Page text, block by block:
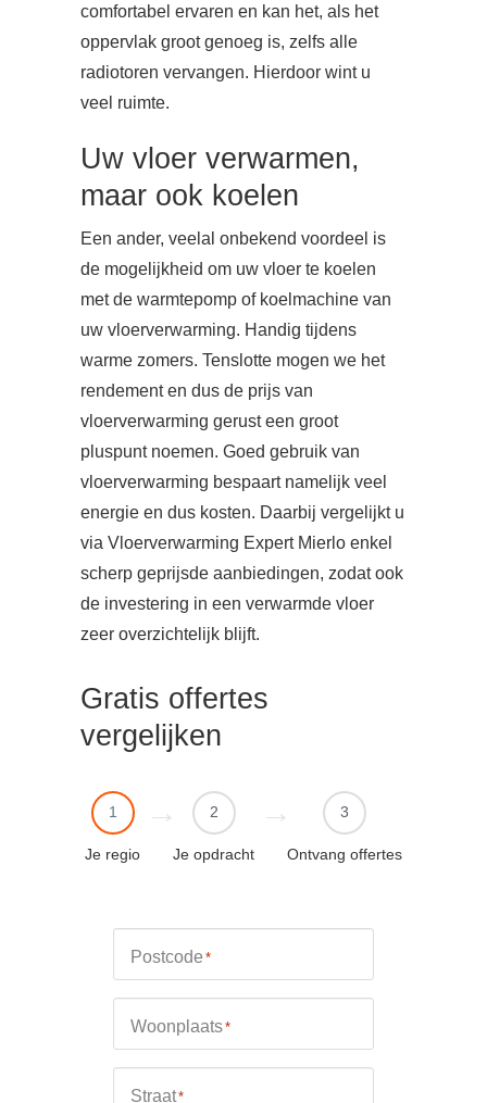
comfortabel ervaren en kan het, als het
oppervlak groot genoeg is, zelfs alle
radiotoren vervangen. Hierdoor wint u
veel ruimte.
Uw vloer verwarmen,
maar ook koelen
Een ander, veelal onbekend voordeel is
de mogelijkheid om uw vloer te koelen
met de warmtepomp of koelmachine van
uw vloerverwarming. Handig tijdens
warme zomers. Tenslotte mogen we het
rendement en dus de prijs van
vloerverwarming gerust een groot
pluspunt noemen. Goed gebruik van
vloerverwarming bespaart namelijk veel
energie en dus kosten. Daarbij vergelijkt u
via Vloerverwarming Expert Mierlo enkel
scherp geprijsde aanbiedingen, zodat ook
de investering in een verwarmde vloer
zeer overzichtelijk blijft.
Gratis offertes
vergelijken
1
Je regio
2
Je opdracht
3
Ontvang offertes
Postcode *
Woonplaats*
Straat*